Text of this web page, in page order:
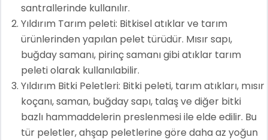
santrallerinde kullanılır.
Yıldırım Tarım peleti: Bitkisel atıklar ve tarım
ürünlerinden yapılan pelet türüdür. Mısır sapı,
buğday samanı, pirinç samanı gibi atıklar tarım
peleti olarak kullanılabilir.
Yıldırım Bitki Peletleri: Bitki peleti, tarım atıkları, mısır
koçanı, saman, buğday sapı, talaş ve diğer bitki
bazlı hammaddelerin preslenmesi ile elde edilir. Bu
tür peletler, ahşap peletlerine göre daha az yoğun